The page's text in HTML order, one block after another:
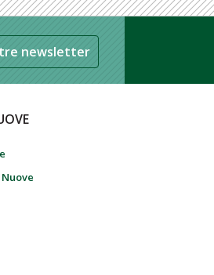
newsletter